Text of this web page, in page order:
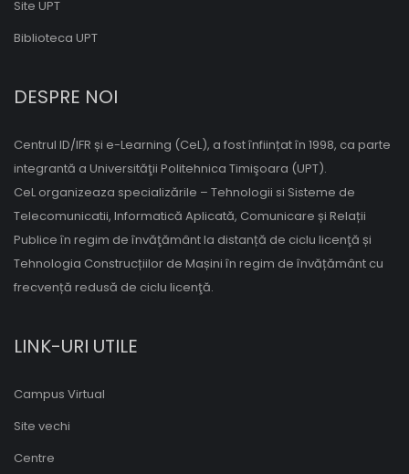
Site UPT
Biblioteca UPT
DESPRE NOI
Centrul ID/IFR și e-Learning (CeL), a fost înființat în 1998, ca parte
integrantă a Universităţii Politehnica Timişoara (UPT).
CeL organizeaza specializările – Tehnologii si Sisteme de
Telecomunicatii, Informatică Aplicată, Comunicare și Relații
Publice în regim de învăţământ la distanță de ciclu licenţă și
Tehnologia Construcțiilor de Mașini în regim de învățământ cu
frecvență redusă de ciclu licenţă.
LINK-URI UTILE
Campus Virtual
Site vechi
Centre